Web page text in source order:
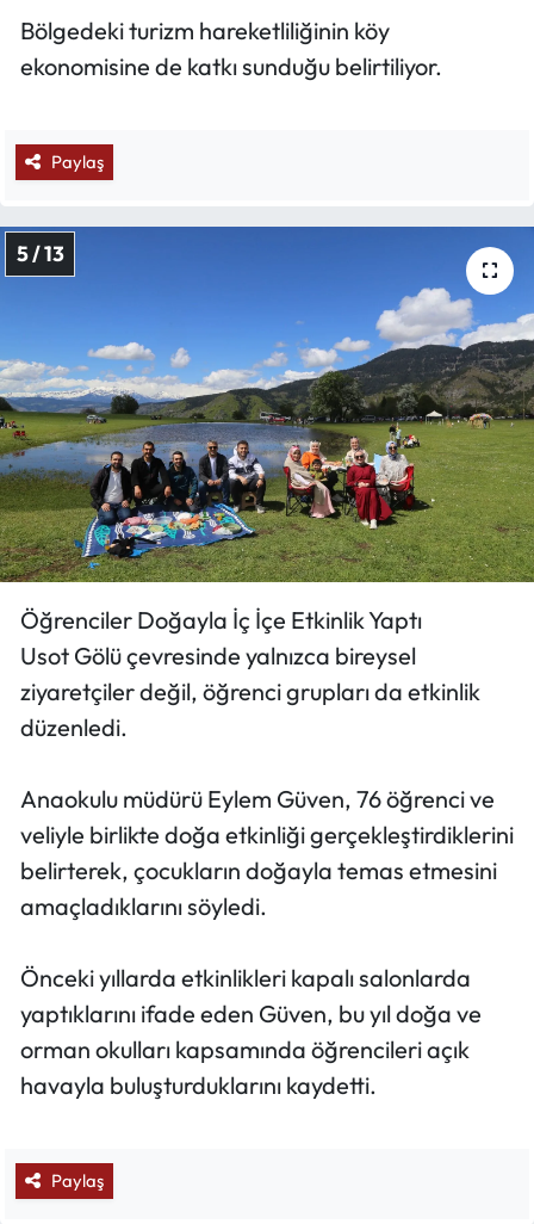
Bölgedeki turizm hareketliliğinin köy
ekonomisine de katkı sunduğu belirtiliyor.
Paylaş
5 / 13
Öğrenciler Doğayla İç İçe Etkinlik Yaptı
Usot Gölü çevresinde yalnızca bireysel
ziyaretçiler değil, öğrenci grupları da etkinlik
düzenledi.
Anaokulu müdürü Eylem Güven, 76 öğrenci ve
veliyle birlikte doğa etkinliği gerçekleştirdiklerini
belirterek, çocukların doğayla temas etmesini
amaçladıklarını söyledi.
Önceki yıllarda etkinlikleri kapalı salonlarda
yaptıklarını ifade eden Güven, bu yıl doğa ve
orman okulları kapsamında öğrencileri açık
havayla buluşturduklarını kaydetti.
Paylaş